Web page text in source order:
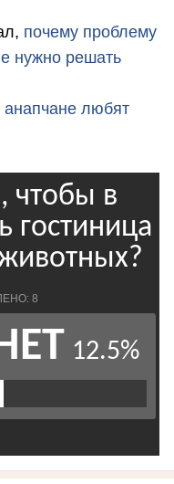
почему проблему
нужно решать
анапчане любят